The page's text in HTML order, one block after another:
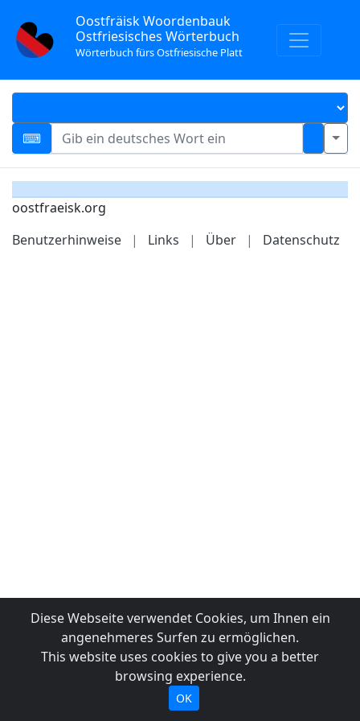
Oostfräisk Woordenbauk
Ostfriesisches Wörterbuch
Wörterbuch fürs Ostfriesische Platt
oostfraeisk.org
Benutzerhinweise
| Links | Über | Datenschutz
Diese Webseite verwendet Cookies, um Ihnen ein
angenehmeres Surfen zu ermöglichen.
This website uses cookies to give you a better
browsing experience.
OK